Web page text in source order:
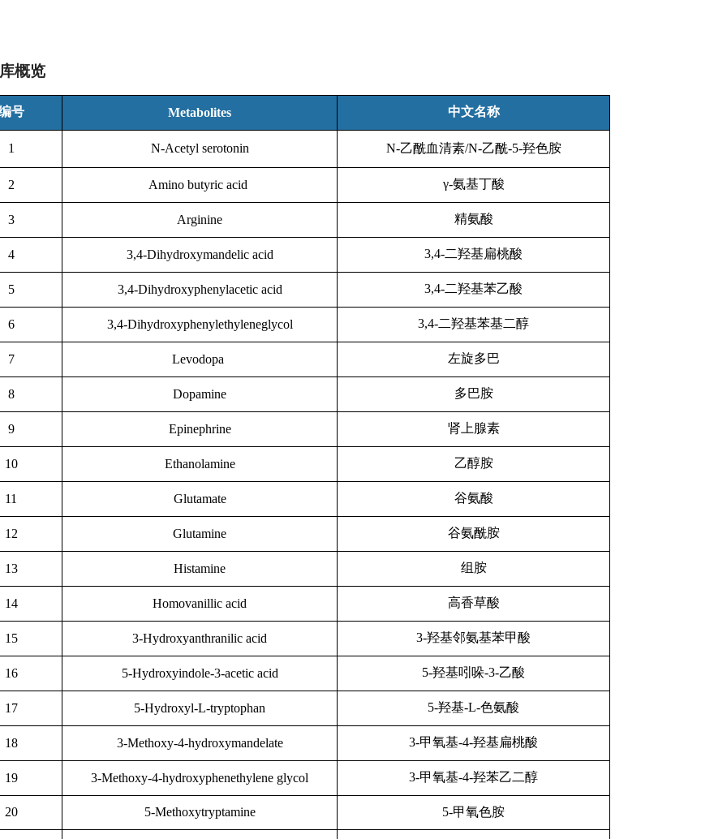
概览
号 Metabolites 中文名称
1 N-Acetyl serotonin N-乙酰血清素/N-乙酰-5-羟色胺
2 Amino butyric acid γ-氨基丁酸
3 Arginine 精氨酸
4 3,4-Dihydroxymandelic acid 3,4-二羟基扁桃酸
5 3,4-Dihydroxyphenylacetic acid 3,4-二羟基苯乙酸
6 3,4-Dihydroxyphenylethyleneglycol 3,4-二羟基苯基二醇
7 Levodopa 左旋多巴
8 Dopamine 多巴胺
9 Epinephrine 肾上腺素
10 Ethanolamine 乙醇胺
11 Glutamate 谷氨酸
12 Glutamine 谷氨酰胺
13 Histamine 组胺
14 Homovanillic acid 高香草酸
15 3-Hydroxyanthranilic acid 3-羟基邻氨基苯甲酸
16 5-Hydroxyindole-3-acetic acid 5-羟基吲哚-3-乙酸
17 5-Hydroxyl-L-tryptophan 5-羟基-L-色氨酸
18 3-Methoxy-4-hydroxymandelate 3-甲氧基-4-羟基扁桃酸
19 3-Methoxy-4-hydroxyphenethylene glycol 3-甲氧基-4-羟苯乙二醇
20 5-Methoxytryptamine 5-甲氧色胺